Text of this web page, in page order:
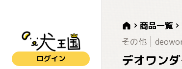
ログイン
商品一覧
その他
デオワン